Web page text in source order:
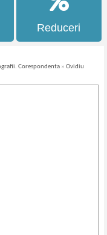
Reduceri
Corespondenta »Ovidiu